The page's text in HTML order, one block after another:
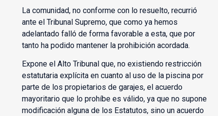
La comunidad, no conforme con lo resuelto, recurrió
ante el Tribunal Supremo, que como ya hemos
adelantado falló de forma favorable a esta, que por
tanto ha podido mantener la prohibición acordada.
Expone el Alto Tribunal que, no existiendo restricción
estatutaria explícita en cuanto al uso de la piscina por
parte de los propietarios de garajes, el acuerdo
mayoritario que lo prohíbe es válido, ya que no supone
modificación alguna de los Estatutos, sino un acuerdo